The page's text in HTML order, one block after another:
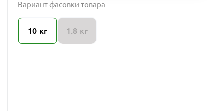
Вариант фасовки товара
10 кг 1.8 кг